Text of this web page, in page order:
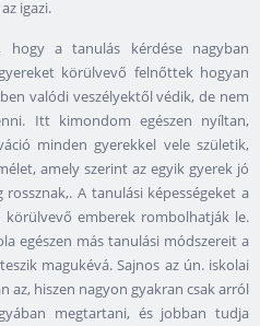
igazi.
a tanulás kérdése nagyban
körülvevő felnőttek hogyan
valódi veszélyektől védik, de nem
Itt kimondom egészen nyíltan,
minden gyerekkel vele születik,
amely szerint az egyik gyerek jó
A tanulási képességeket a
emberek rombolhatják le.
egészen más tanulási módszereit a
magukévá. Sajnos az ún. iskolai
az, hiszen nagyon gyakran csak arról
megtartani, és jobban tudja